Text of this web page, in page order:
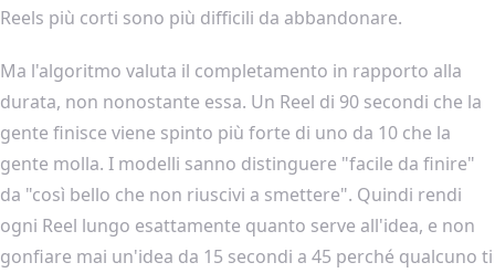
Reels più corti sono più difficili da abbandonare.
Ma l'algoritmo valuta il completamento in rapporto alla
durata, non nonostante essa. Un Reel di 90 secondi che la
gente finisce viene spinto più forte di uno da 10 che la
gente molla. I modelli sanno distinguere "facile da finire"
da "così bello che non riuscivi a smettere". Quindi rendi
ogni Reel lungo esattamente quanto serve all'idea, e non
gonfiare mai un'idea da 15 secondi a 45 perché qualcuno ti